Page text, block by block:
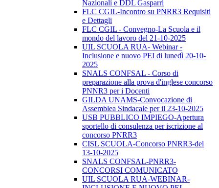
Nazionali e DDL Gasparri
FLC CGIL-Incontro su PNRR3 Requisiti
e Dettagli
FLC CGIL - Convegno-La Scuola e il
mondo del lavoro del 21-10-2025
UIL SCUOLA RUA- Webinar -
Inclusione e nuovo PEI di lunedì 20-10-
2025
SNALS CONFSAL - Corso di
preparazione alla prova d'inglese concorso
PNNR3 per i Docenti
GILDA UNAMS-Convocazione di
Assemblea Sindacale per il 23-10-2025
USB PUBBLICO IMPIEGO-Apertura
sportello di consulenza per iscrizione al
concorso PNRR3
CISL SCUOLA-Concorso PNRR3-del
13-10-2025
SNALS CONFSAL-PNRR3-
CONCORSI COMUNICATO
UIL SCUOLA RUA-WEBINAR-